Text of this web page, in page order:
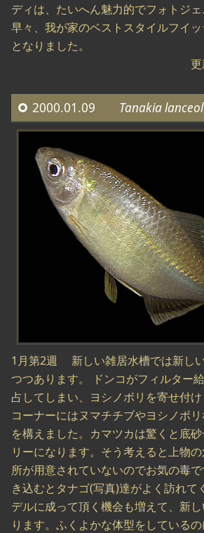
ディは、たいへん魅力的でフォトジ
早々、我が家のベストスタイルフイ
となりました。
2000.01.09 Tanakia
1月第2週 新しい雑居水槽では新し
つつあります。 ドンコがフィルター
占してしまい、ヨシノボリを寄せ付
コーナーにはヌマチチブやヨシノボ
を構えました。カマツカは驚くと底
リーになります。そう考えると上物
所が用意されていないのでお気の毒
き込むとタナゴ(写真)達がよく訪れて
デルに成って頂く機会も増えて、新
ります。ふくよかな体型をしている